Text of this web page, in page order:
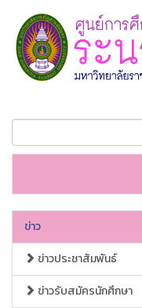
ข่าว
ข่าวประชาสัมพันธ์
ข่าวรับสมัครนักศึกษา